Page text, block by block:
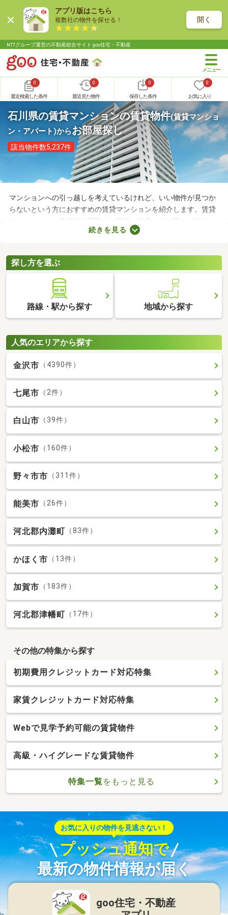
アプリ版はこちら
複数社の物件を探せる！ 開く
NTTグループ運営の不動産総合サイト goo住宅・不動産
0
最近検索した条件
0
最近見た物件
0
保存した条件
0
お気に入り
石川県の賃貸マンションの賃貸物件(賃貸マンショ
ン・アパート)からお部屋探し
該当物件数5,237件
マンションへの引っ越しを考えているけれど、いい物件が見つか
らないという方におすすめの賃貸マンションを紹介します。賃貸
マンションは、物件別に間取りや設備、内装などが異なります。
複数の物件を見比べて、希望や好みにぴったりなお部屋を見つけ
貸マンションを比較してみてくださいね。
続きを見る
探し方を選ぶ
路線・駅から探す 地域から探す
人気のエリアから探す
金沢市 （4390件）
七尾市 （2件）
白山市 （39件）
小松市 （160件）
野々市市 （311件）
能美市 （26件）
河北郡内灘町 （83件）
かほく市 （13件）
加賀市 （183件）
河北郡津幡町 （17件）
その他の特集から探す
初期費用クレジットカード対応特集
家賃クレジットカード対応特集
Webで見学予約可能の賃貸物件
高級・ハイグレードな賃貸物件
特集一覧をもっと見る
お気に入りの物件を見逃さない！
プッシュ通知で
最新の物件情報が届く
goo住宅・不動産